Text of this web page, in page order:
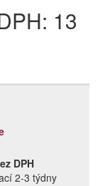
13
DPH
2‑3 týdny